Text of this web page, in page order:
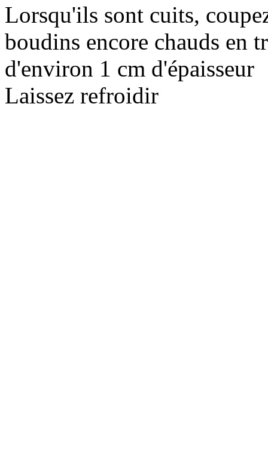
Lorsqu'ils sont cuits,
boudins encore chauds en
d'environ 1 cm d'épaisseur
Laissez refroidir